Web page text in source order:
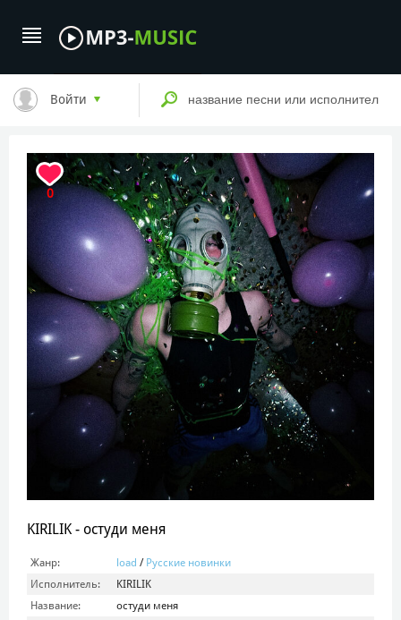
Войти
0
KIRILIK - остуди меня
Жанр: load / Русские новинки
Исполнитель:
KIRILIK
Название:
остуди меня